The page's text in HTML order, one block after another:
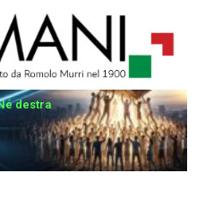
destra